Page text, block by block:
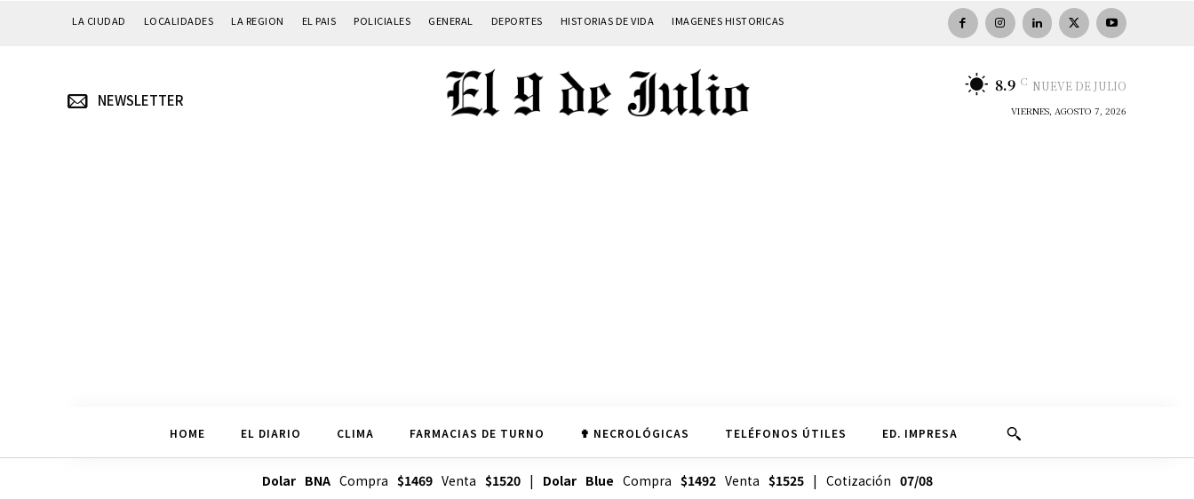
LA CIUDAD LOCALIDADES LA REGION EL PAIS POLICIALES GENERAL DEPORTES HISTORIAS DE VIDA IMAGENES HISTORICAS
NEWSLETTER
8.9 C NUEVE DE JULIO
VIERNES, AGOSTO 7, 2026
HOME EL DIARIO CLIMA FARMACIAS DE TURNO ✟ NECROLÓGICAS TELÉFONOS ÚTILES ED. IMPRESA
Dolar BNACompra $1469Venta $1520| Dolar Blue Compra $1492Venta $1525| Cotización 07/08